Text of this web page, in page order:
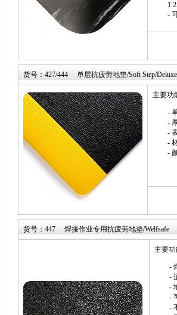
-
货号：427/444 单层抗疲劳地垫/Soft Step/Deluxe
主要功
-
-
-
-
-
货号：447 焊接作业专用抗疲劳地垫/Welfsafe
主要
-
-
-
-
-